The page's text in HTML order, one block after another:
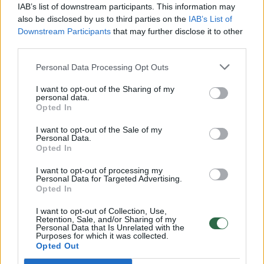
IAB’s list of downstream participants. This information may
also be disclosed by us to third parties on the IAB’s List of
Downstream Participants that may further disclose it to other
Personal Data Processing Opt Outs
I want to opt-out of the Sharing of my
personal data.
Opted In
I want to opt-out of the Sale of my
Personal Data.
Opted In
I want to opt-out of processing my
Personal Data for Targeted Advertising.
Opted In
I want to opt-out of Collection, Use,
Retention, Sale, and/or Sharing of my
Personal Data that Is Unrelated with the
Purposes for which it was collected.
Opted Out
Architektams kėlė tikslą suprojektuoti
jaukų ir prie kraštovaizdžio derantį namą
„Planuodami „Sietyno 3“ projektą,
architektams kėlėme tikslą darniai įsilieti į
Karoliniškių pušyno kraštovaizdį ir sukurti
pasakoja „Lithome“ vadovas. – Natūrali
namo apdaila, platūs balkonai, privačios
terasos ir šalia esančios erdvės
suprojektuotos taip, kad namo gyventojai
galėtų mėgautis tyla ir supančios aplinkos